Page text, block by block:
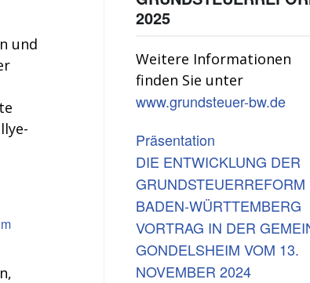
und
2025
Weitere Informationen
finden Sie unter
www.grundsteuer-bw.de
Präsentation
DIE ENTWICKLUNG DER
GRUNDSTEUERREFORM
BADEN-WÜRTTEMBERG
VORTRAG IN DER
GONDELSHEIM VOM 13.
NOVEMBER 2024